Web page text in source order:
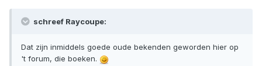
schreef Raycoupe:
Dat zijn inmiddels goede oude bekenden geworden hier op
't forum, die boeken.